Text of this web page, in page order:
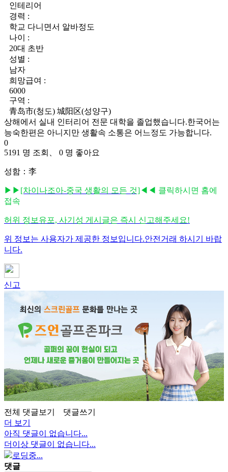
인테리어
경력 :
학교 다니면서 알바정도
나이 :
20대 초반
성별 :
남자
희망급여 :
6000
구역 :
青岛市(청도) 城阳区(성양구)
상해에서 실내 인터리어 전문 대학을 졸업했습니다.한국어는
능숙한편은 아니지만 생활속 소통은 어느정도 가능합니다.
0
5191 명 조회、 0 명 좋아요
성함：李
▶▶ [차이나조아-중국 생활의 모든 것]◀◀ 클릭하시면 홈에
접속
허위 정보유포, 사기성 게시글은 즉시 신고해주세요!
위 정보는 사용자가 제공한 정보입니다.안전거래 하시기 바랍
니다.
신고
전체 댓글보기
댓글쓰기
더 보기
아직 댓글이 없습니다...
더이상 댓글이 없습니다...
로딩중...
댓글